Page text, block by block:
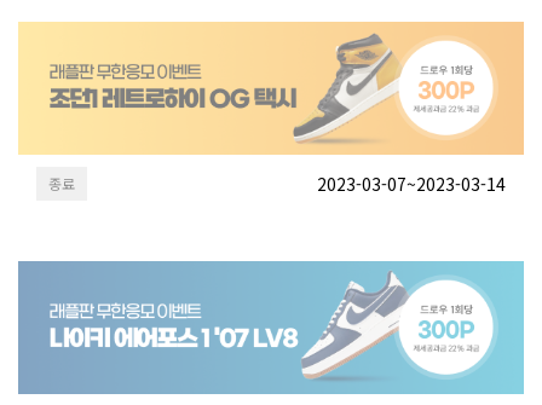
종료 2023-03-07~2023-03-14